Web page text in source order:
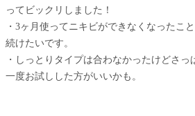
ってビックリしました！
・3ヶ月使ってニキビができなくなったこ
続けたいです。
・しっとりタイプは合わなかったけどさっ
一度お試しした方がいいかも。